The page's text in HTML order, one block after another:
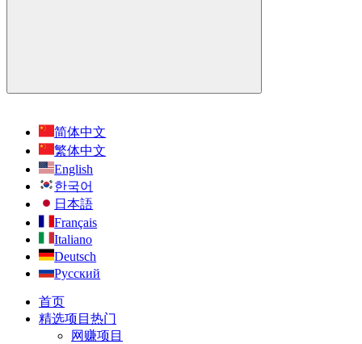
简体中文
繁体中文
English
한국어
日本語
Français
Italiano
Deutsch
Русский
首页
精选项目 热门
网赚项目